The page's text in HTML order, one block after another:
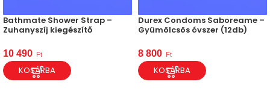
Bathmate Shower Strap –
Zuhanyszíj kiegészítő
10 490 Ft
KOSÁRBA
Durex Condoms Saboreame –
Gyümölcsös óvszer (12db)
8 800 Ft
KOSÁRBA